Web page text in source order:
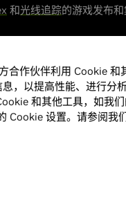
和光线追踪的游戏发布
“失落之魂 (Lost Soul
、“剑星 (Stellar Blade)”、
布时支持 DLSS 多帧生
戏体验。
合作伙伴利用 Cookie
，以提高性能、进行分
和其他工具，如我
Cookie 设置。请参阅我